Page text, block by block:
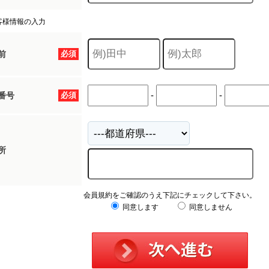
様情報の入力
必須
必須
号 - -
会員規約をご確認のうえ下記にチェックして下さい。
同意します
同意しません